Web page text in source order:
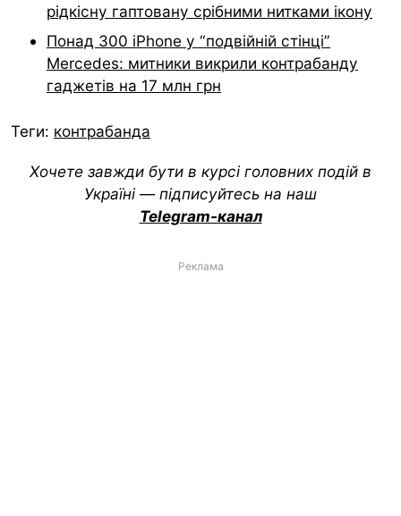
рідкісну гаптовану срібними нитками ікону
Понад 300 iPhone у “подвійній стінці”
Mercedes: митники викрили контрабанду
гаджетів на 17 млн грн
Теги: контрабанда
Хочете завжди бути в курсі головних подій в
Україні — підписуйтесь на наш
Telegram-канал
Реклама